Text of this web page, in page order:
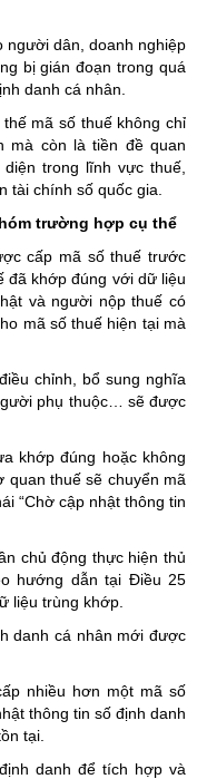
người dân, doanh nghiệp
bị gián đoạn trong quá
danh cá nhân.
mã số thuế không chỉ
mà còn là tiền đề quan
trong lĩnh vực thuế,
tài chính số quốc gia.
trường hợp cụ thể
cấp mã số thuế trước
đã khớp đúng với dữ liệu
và người nộp thuế có
mã số thuế hiện tại mà
chỉnh, bổ sung nghĩa
phụ thuộc… sẽ được
khớp đúng hoặc không
quan thuế sẽ chuyển mã
“Chờ cập nhật thông tin
chủ động thực hiện thủ
hướng dẫn tại Điều 25
liệu trùng khớp.
danh cá nhân mới được
nhiều hơn một mã số
thông tin số định danh
tại.
danh để tích hợp và